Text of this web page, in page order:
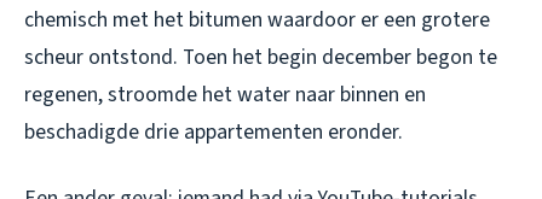
chemisch met het bitumen waardoor er een grotere
scheur ontstond. Toen het begin december begon te
regenen, stroomde het water naar binnen en
beschadigde drie appartementen eronder.